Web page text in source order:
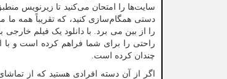
سایت‌ها را امتحان می‌کنید تا زیرنویس
دستی همگام‌سازی کنید، که تقریباً همه
را از بین می برد. با دانلود یک فیلم
راحتی را برای شما فراهم کرده است و با
چندان کرده است.
اگر از آن دسته افرادی هستید که از